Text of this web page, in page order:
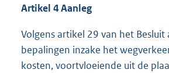
Artikel 4Aanleg
Volgens artikel 29 van het
bepalingen inzake het
kosten, voortvloeiende uit de